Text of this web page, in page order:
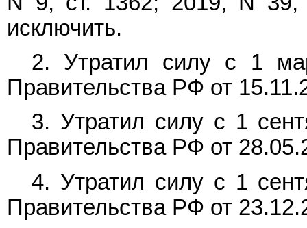
исключить.
2. Утратил силу с 1
Правительства РФ от
3. Утратил силу с 1
Правительства РФ от
4. Утратил силу с 1
Правительства РФ от